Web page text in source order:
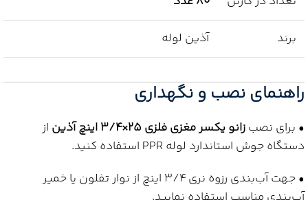
برند آذین لوله
راهنمای نصب و نگهداری
• برای نصبزانو یکسر مغزی فلزی 25×3/4 اینچ آذین
از
دستگاه جوش استاندارد لوله PPR استفاده کنید.
• جهت آب‌بندی رزوه نری 3/4 اینچ از نوار تفلون یا خمیر